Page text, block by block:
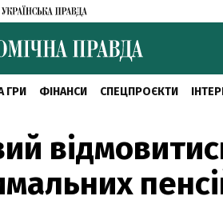
ГРИ ФІНАНСИ СПЕЦПРОЄКТИ